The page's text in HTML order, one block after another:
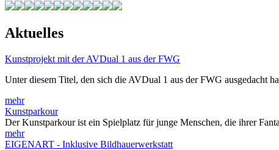
Aktuelles
Kunstprojekt mit der AVDual 1 aus der FWG
Unter diesem Titel, den sich die AVDual 1 aus der FWG ausgedacht
mehr
Kunstparkour
Der Kunstparkour ist ein Spielplatz für junge Menschen, die ihrer
mehr
EIGENART - Inklusive Bildhauerwerkstatt